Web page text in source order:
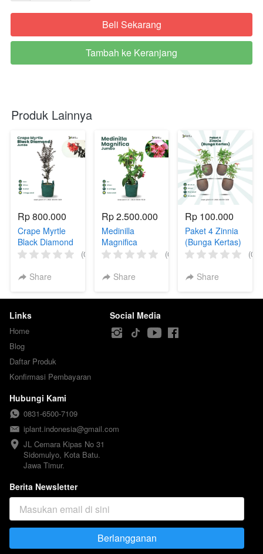
`Beli Sekarang
`
Tambah ke Keranjang
Produk Lainnya
Rp 800.000
Crape Myrtle
Black Diamond
(Jumbo)
(0)
Share
Rp 2.500.000
Medinilla
Magnifica
(Jumbo)
(0)
Share
Rp 100.000
Paket 4 Zinnia
(Bunga Kertas)
(0)
Share
Links
Home
Blog
Daftar Produk
Konfirmasi Pembayaran
Social Media
Hubungi Kami
0831-6500-7109
iplant.indonesia@gmail.com
JL Cemara Kipas No 31
Sidomulyo, Kota Batu.
Jawa Timur.
Berita Newsletter
`Berlangganan